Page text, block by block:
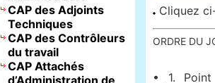
Cliquez
ORDRE DU
• 1.
CAP des Adjoints
Techniques
CAP des Contrôleurs
du travail
CAP Attachés
d’Administration de